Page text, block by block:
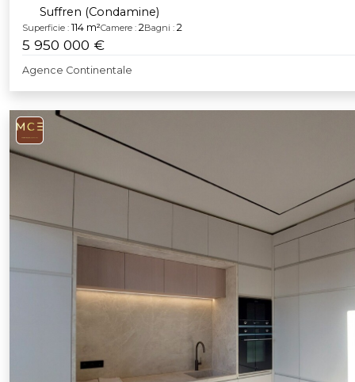
Suffren (Condamine)
Superficie : 114 m²Camere : 2Bagni : 2
5 950 000 €
Agence Continentale